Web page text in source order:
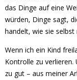
das Dinge auf eine
würden, Dinge sagt,
handelt, wie sie
Wenn ich ein Kind
Kontrolle zu verlieren.
zu gut – aus meiner